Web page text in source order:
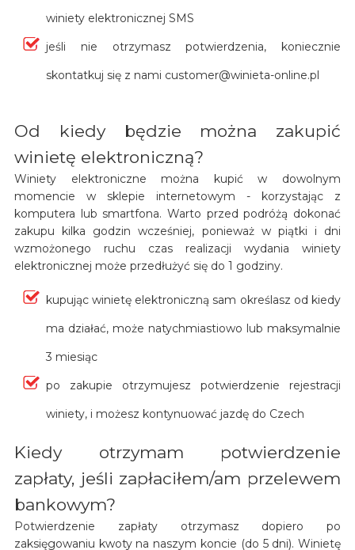
winiety elektronicznej SMS
jeśli nie otrzymasz potwierdzenia, koniecznie
skontatkuj się z nami customer@winieta-online.pl
Od kiedy będzie można zakupić
winietę elektroniczną?
Winiety elektroniczne można kupić w dowolnym
momencie w sklepie internetowym - korzystając z
komputera lub smartfona. Warto przed podróżą dokonać
zakupu kilka godzin wcześniej, ponieważ w piątki i dni
wzmożonego ruchu czas realizacji wydania winiety
elektronicznej może przedłużyć się do 1 godziny.
kupując winietę elektroniczną sam określasz od kiedy
ma działać, może natychmiastiowo lub maksymalnie
3 miesiąc
po zakupie otrzymujesz potwierdzenie rejestracji
winiety, i możesz kontynuować jazdę do Czech
Kiedy otrzymam potwierdzenie
zapłaty, jeśli zapłaciłem/am przelewem
bankowym?
Potwierdzenie zapłaty otrzymasz dopiero po
zaksięgowaniu kwoty na naszym koncie (do 5 dni). Winietę